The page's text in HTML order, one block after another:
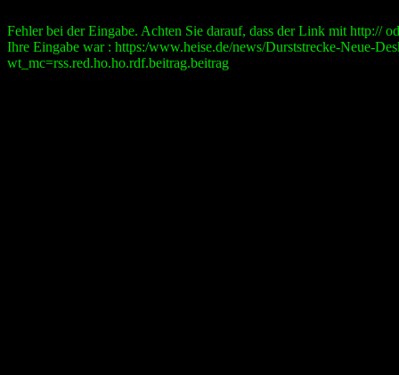
Fehler bei der Eingabe. Achten Sie darauf, dass der Link mit http://
Ihre Eingabe war : https:/www.heise.de/news/Durststrecke-Neue-
wt_mc=rss.red.ho.ho.rdf.beitrag.beitrag